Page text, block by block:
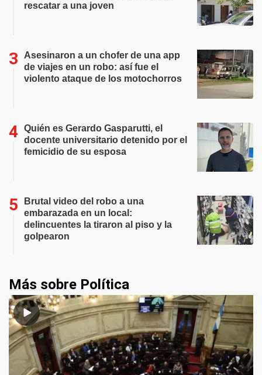
rescatar a una joven
Asesinaron a un chofer de una app
de viajes en un robo: así fue el
violento ataque de los motochorros
Quién es Gerardo Gasparutti, el
docente universitario detenido por el
femicidio de su esposa
Brutal video del robo a una
embarazada en un local:
delincuentes la tiraron al piso y la
golpearon
Más sobre Política